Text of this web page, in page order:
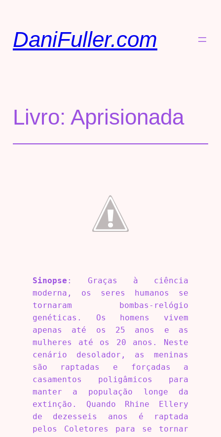
DaniFuller.com
Livro: Aprisionada
Sinopse : Graças à ciência
moderna, os seres humanos se
tornaram bombas-relógio
genéticas. Os homens vivem
apenas até os 25 anos e as
mulheres até os 20 anos. Neste
cenário desolador, as meninas
são raptadas e forçadas a
casamentos poligâmicos para
manter a população longe da
extinção. Quando Rhine Ellery
de dezesseis anos é raptada
pelos Coletores para se tornar